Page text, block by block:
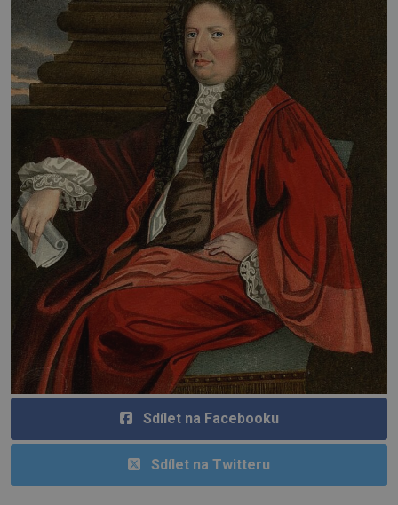
Sdílet na Facebooku
Sdílet na Twitteru